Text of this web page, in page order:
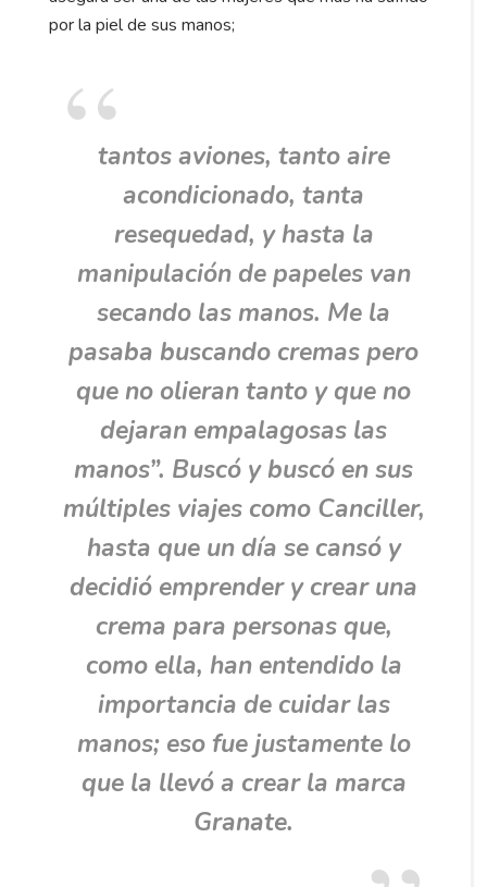
por la piel de sus manos;
tantos aviones, tanto aire
acondicionado, tanta
resequedad, y hasta la
manipulación de papeles van
secando las manos. Me la
pasaba buscando cremas pero
que no olieran tanto y que no
dejaran empalagosas las
manos”. Buscó y buscó en sus
múltiples viajes como Canciller,
hasta que un día se cansó y
decidió emprender y crear una
crema para personas que,
como ella, han entendido la
importancia de cuidar las
manos; eso fue justamente lo
que la llevó a crear la marca
Granate.